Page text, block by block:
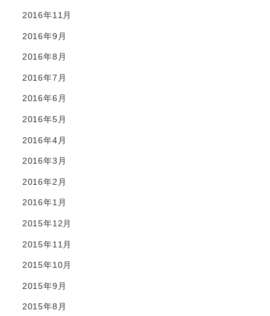
2016年11月
2016年9月
2016年8月
2016年7月
2016年6月
2016年5月
2016年4月
2016年3月
2016年2月
2016年1月
2015年12月
2015年11月
2015年10月
2015年9月
2015年8月